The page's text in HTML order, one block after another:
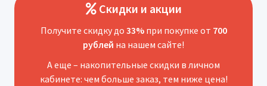
Скидки и акции
Получите скидку до 33%при покупке от 700
рублей на нашем сайте!
А еще – накопительные скидки в личном
кабинете: чем больше заказ, тем ниже цена!